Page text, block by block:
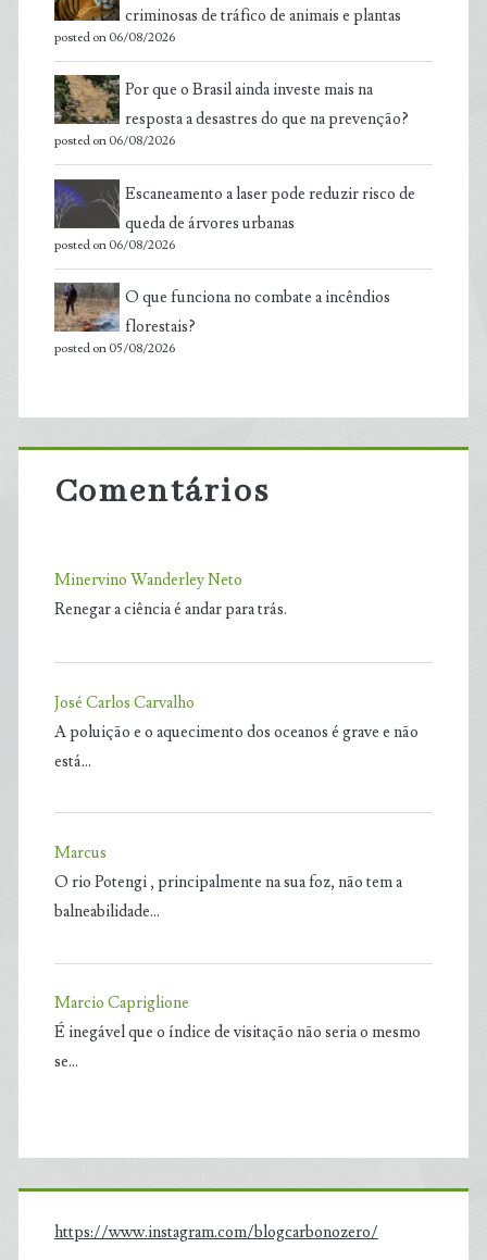
criminosas de tráfico de animais e plantas
posted on 06/08/2026
Por que o Brasil ainda investe mais na
resposta a desastres do que na prevenção?
posted on 06/08/2026
Escaneamento a laser pode reduzir risco de
queda de árvores urbanas
posted on 06/08/2026
O que funciona no combate a incêndios
florestais?
posted on 05/08/2026
Comentários
Minervino Wanderley Neto
Renegar a ciência é andar para trás.
José Carlos Carvalho
A poluição e o aquecimento dos oceanos é grave e não
está…
Marcus
O rio Potengi , principalmente na sua foz, não tem a
balneabilidade…
Marcio Capriglione
É inegável que o índice de visitação não seria o mesmo
se…
https://www.instagram.com/blogcarbonozero/